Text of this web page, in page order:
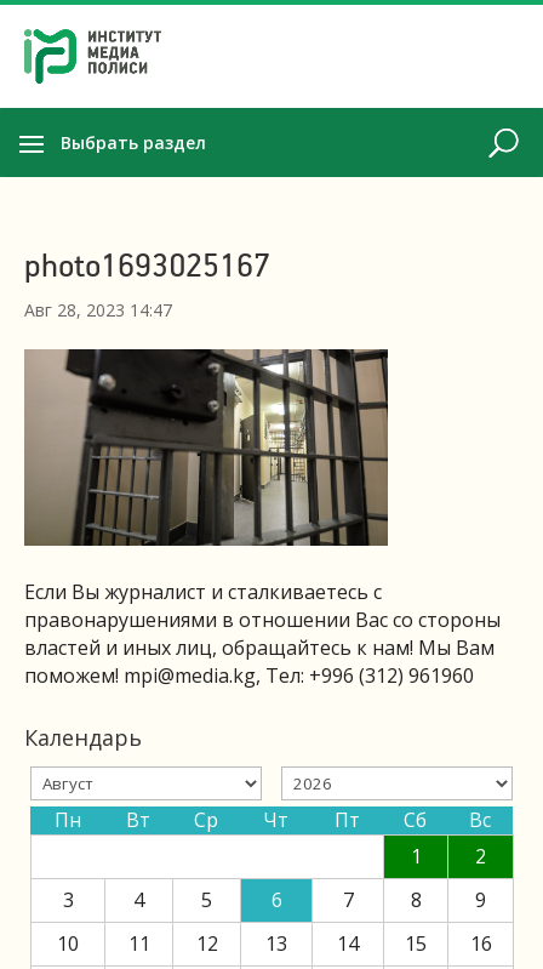
Выбрать раздел
photo1693025167
Авг 28, 2023 14:47
Если Вы журналист и сталкиваетесь с
правонарушениями в отношении Вас со стороны
властей и иных лиц, обращайтесь к нам! Мы Вам
поможем! mpi@media.kg, Тел: +996 (312) 961960
Календарь
Пн Вт Ср Чт Пт Сб
Вс
1
2
3
4 5 6 7 8
9
10
11 12 13 14 15
16